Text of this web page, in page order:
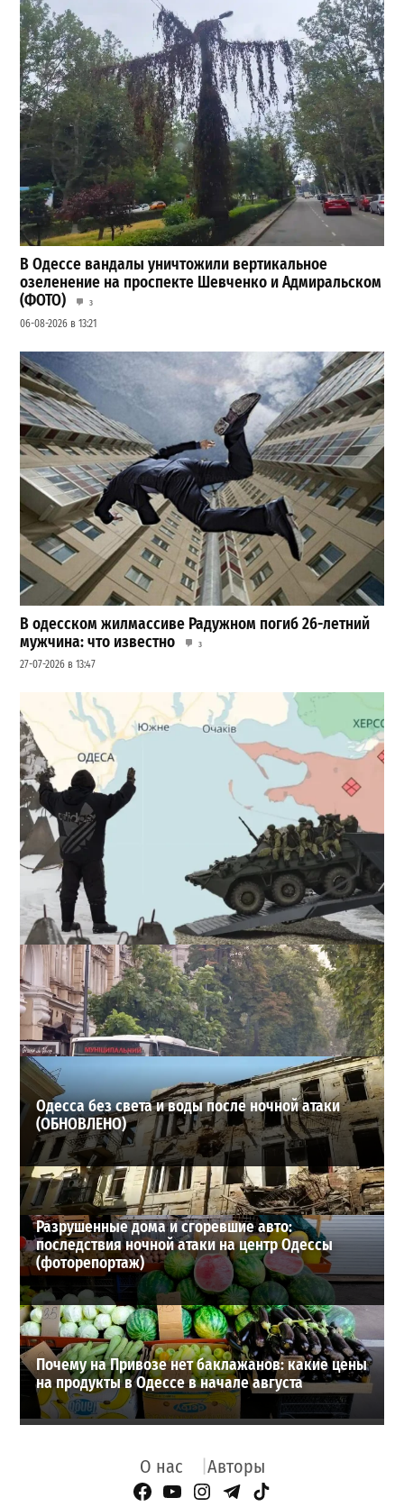
В Одессе вандалы уничтожили вертикальное
озеленение на проспекте Шевченко и Адмиральском
(ФОТО)
3
06-08-2026 в 13:21
В одесском жилмассиве Радужном погиб 26-летний
мужчина: что известно
3
27-07-2026 в 13:47
Полковник ВСУ рассказал, выдержит ли Одесса
новое наступление
2
27-07-2026 в 11:19
ВИБОР РЕДАКЦИИ
Одесса без света и воды после ночной атаки
(ОБНОВЛЕНО)
Разрушенные дома и сгоревшие авто:
последствия ночной атаки на центр Одессы
(фоторепортаж)
Почему на Привозе нет баклажанов: какие цены
на продукты в Одессе в начале августа
О нас Авторы
Facebook Page
YouTube
Instagram
Telegram
TikTok